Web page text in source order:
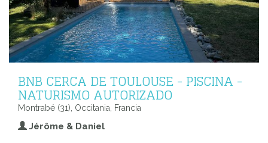
BNB CERCA DE TOULOUSE - PISCINA -
NATURISMO AUTORIZADO
Montrabé (31), Occitania, Francia
Jérôme & Daniel